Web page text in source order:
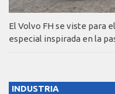
El Volvo FH se viste para
especial inspirada en la
INDUSTRIA